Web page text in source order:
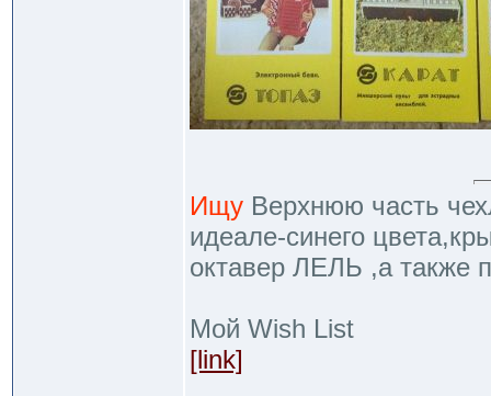
Ищу Верхнюю часть
идеале-синего
октавер ЛЕЛЬ ,а также
Мой Wish List
[link]